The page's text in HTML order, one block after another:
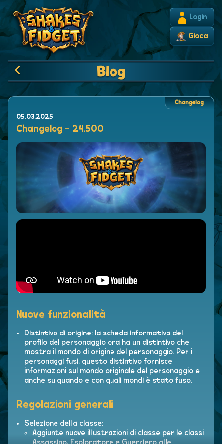
Login
Gioca
Blog
05.03.2025
Changelog - 24.500
Nuove funzionalità
Distintivo di origine: la scheda informativa del
profilo del personaggio ora ha un distintivo che
mostra il mondo di origine del personaggio. Per i
personaggi fusi, questo distintivo fornisce
informazioni sul mondo originale del personaggio e
anche su quando e con quali mondi è stato fuso.
Regolazioni generali
Selezione della classe:
Aggiunte nuove illustrazioni di classe per le classi
Changelog